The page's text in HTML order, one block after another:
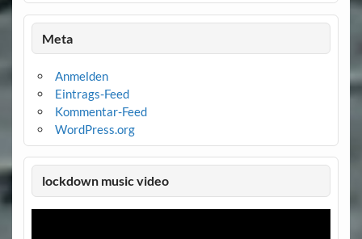
Meta
Anmelden
Eintrags-Feed
Kommentar-Feed
WordPress.org
lockdown music video
Video-